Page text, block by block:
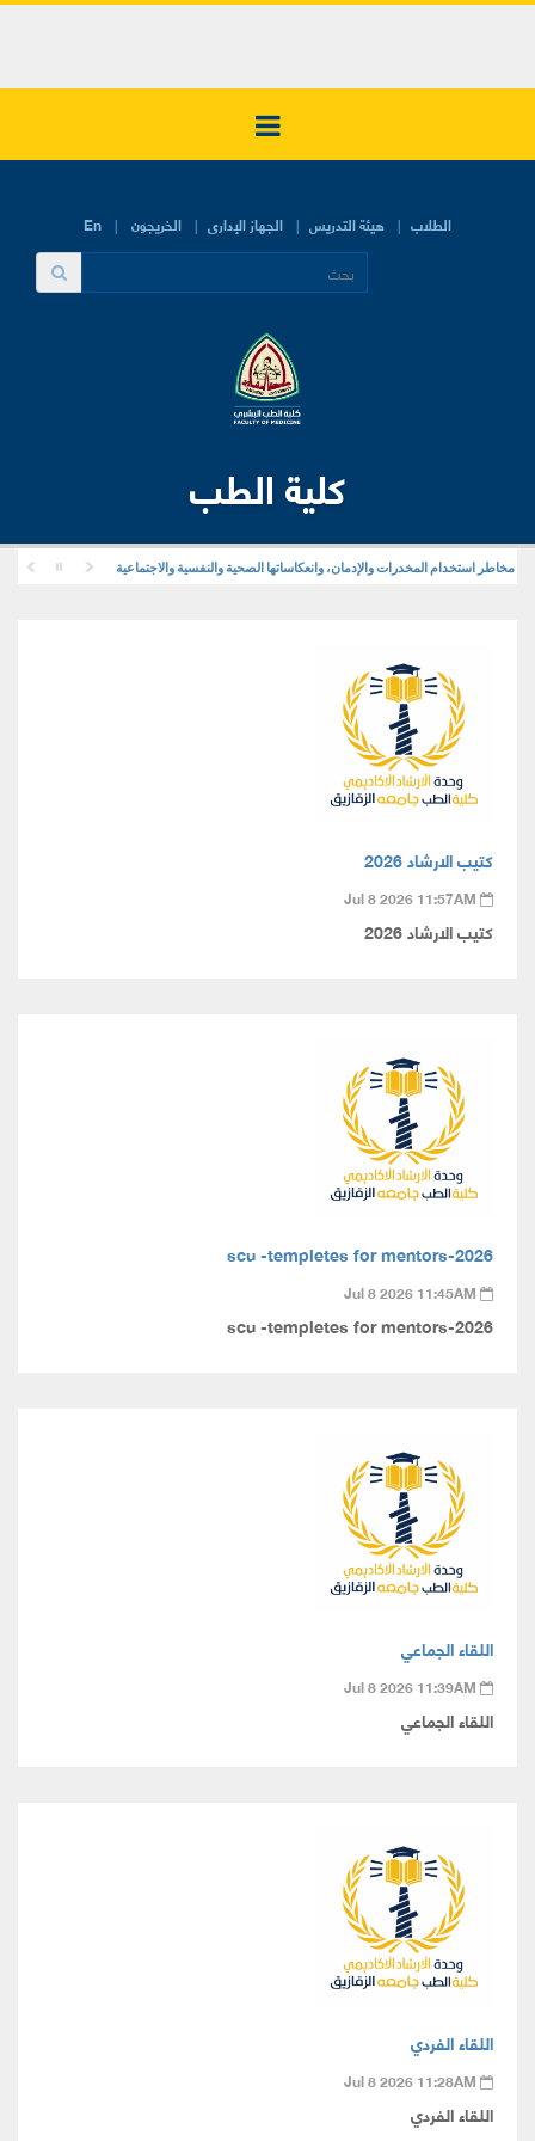
En الطلاب هيئة التدريس الجهاز الإدارى الخريجون
كلية الطب
توعوية عن مخاطر استخدام المخدرات والإدمان، وانعكاساتها الصحية والنفسية والاجتماعية
كتيب الارشاد 2026
Jul 8 2026 11:57AM
كتيب الارشاد 2026
scu -templetes for mentors-2026
Jul 8 2026 11:45AM
scu -templetes for mentors-2026
اللقاء الجماعي
Jul 8 2026 11:39AM
اللقاء الجماعي
اللقاء الفردي
Jul 8 2026 11:28AM
اللقاء الفردي